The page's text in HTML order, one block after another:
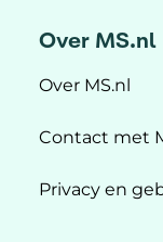
Over MS.nl
Over MS.nl
Contact met
Privacy en